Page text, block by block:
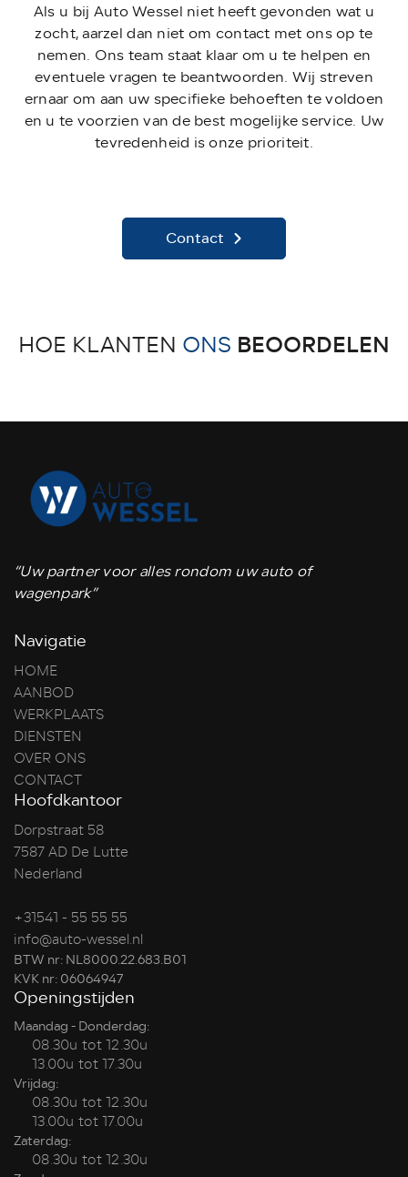
Als u bij Auto Wessel niet heeft gevonden wat u
zocht, aarzel dan niet om contact met ons op te
nemen. Ons team staat klaar om u te helpen en
eventuele vragen te beantwoorden. Wij streven
ernaar om aan uw specifieke behoeften te voldoen
en u te voorzien van de best mogelijke service. Uw
tevredenheid is onze prioriteit.
Contact
HOE KLANTEN ONS BEOORDELEN
“Uw partner voor alles rondom uw auto of
wagenpark”
Navigatie
HOME
AANBOD
WERKPLAATS
DIENSTEN
OVER ONS
CONTACT
Hoofdkantoor
Dorpstraat 58
7587 AD De Lutte
Nederland
+31541 - 55 55 55
info@auto-wessel.nl
BTW nr: NL8000.22.683.B01
KVK nr: 06064947
Openingstijden
Maandag - Donderdag:
08.30u tot 12.30u
13.00u tot 17.30u
Vrijdag:
08.30u tot 12.30u
13.00u tot 17.00u
Zaterdag:
08.30u tot 12.30u